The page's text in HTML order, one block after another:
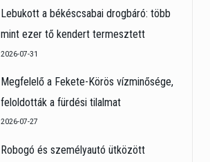
Lebukott a békéscsabai drogbáró: több
mint ezer tő kendert termesztett
2026-07-31
Megfelelő a Fekete-Körös vízminősége,
feloldották a fürdési tilalmat
2026-07-27
Robogó és személyautó ütközött